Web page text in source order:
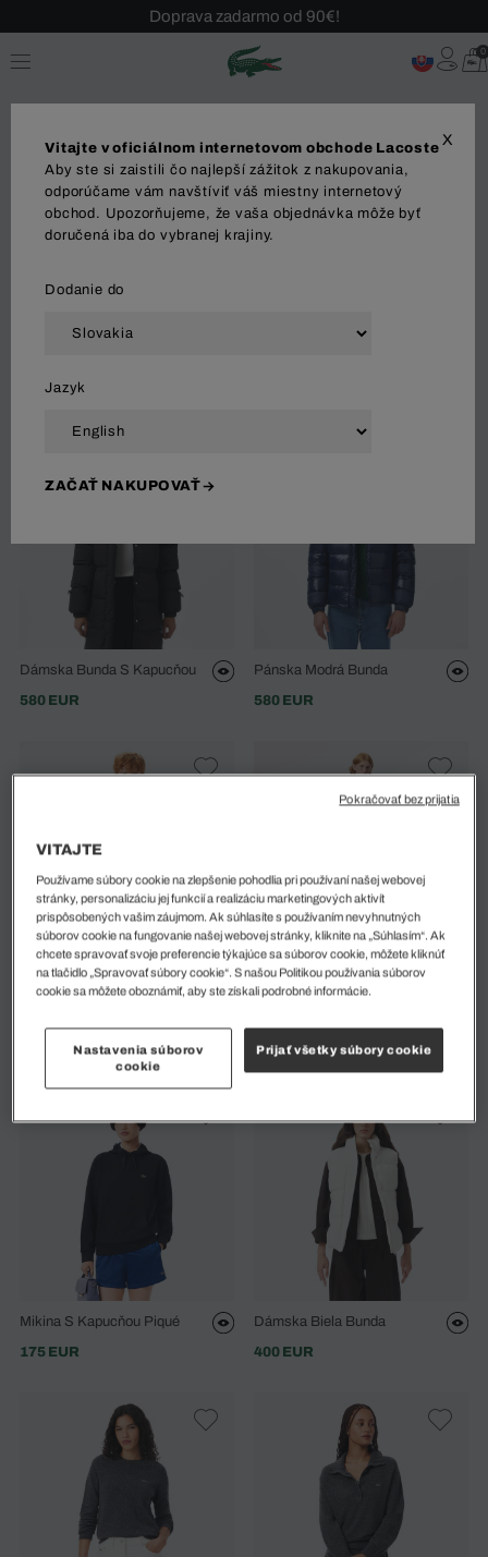
Doprava zadarmo od 90€!
Sezónny výpredaj až -40 %!
Bezplatné vrátenie!
0
MUŽI ŽENY
Dámska Bunda S Kapucňou
580 EUR
Pánska Modrá Bunda
580 EUR
Pánska Saká S Vysokým
Golierom V Tmavomodrej
500 EUR
Pánska Čierna Bunda
Mikina S Kapucňou Piqué
175 EUR
Dámska Biela Bunda
400 EUR
X
Vitajte v oficiálnom internetovom obchode Lacoste
Aby ste si zaistili čo najlepší zážitok z nakupovania,
odporúčame vám navštíviť váš miestny internetový
obchod. Upozorňujeme, že vaša objednávka môže byť
doručená iba do vybranej krajiny.
Dodanie do
Jazyk
ZAČAŤ NAKUPOVAŤ
VITAJTE
Používame súbory cookie na zlepšenie pohodlia pri používaní našej webovej
stránky, personalizáciu jej funkcií a realizáciu marketingových aktivít
prispôsobených vašim záujmom. Ak súhlasíte s používaním nevyhnutných
súborov cookie na fungovanie našej webovej stránky, kliknite na „Súhlasím“. Ak
chcete spravovať svoje preferencie týkajúce sa súborov cookie, môžete kliknúť
na tlačidlo „Spravovať súbory cookie“. S našou Politikou používania súborov
cookie sa môžete oboznámiť, aby ste získali podrobné informácie.
Nastavenia súborov
cookie
Prijať všetky súbory cookie
Pokračovať bez prijatia